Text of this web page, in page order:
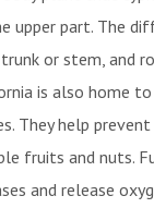
upper part. The
or stem, and
is also home
They help
fruits and nuts.
and release